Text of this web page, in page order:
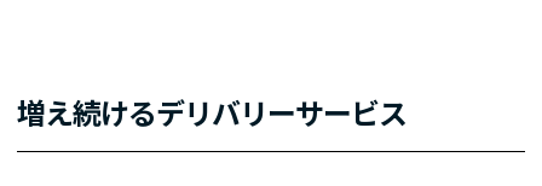
増え続けるデリバリーサービス